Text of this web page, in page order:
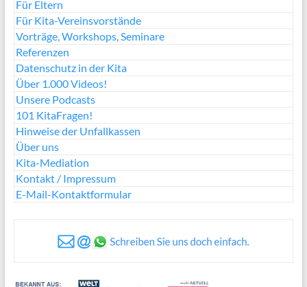
Für Eltern
Für Kita-Vereinsvorstände
Vorträge, Workshops, Seminare
Referenzen
Datenschutz in der Kita
Über 1.000 Videos!
Unsere Podcasts
101 KitaFragen!
Hinweise der Unfallkassen
Über uns
Kita-Mediation
Kontakt / Impressum
E-Mail-Kontaktformular